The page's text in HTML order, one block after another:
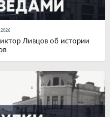
Ливцов об истории